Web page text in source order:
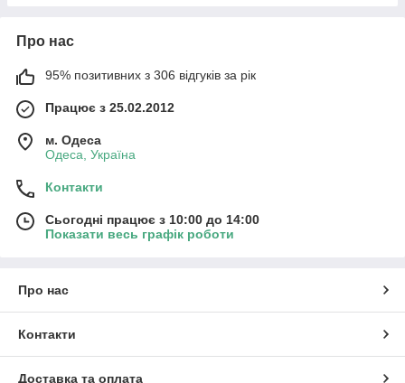
Про нас
95% позитивних з 306 відгуків за рік
Працює з 25.02.2012
м. Одеса
Одеса, Україна
Контакти
Сьогодні працює з 10:00 до 14:00
Показати весь графік роботи
Про нас
Контакти
Доставка та оплата